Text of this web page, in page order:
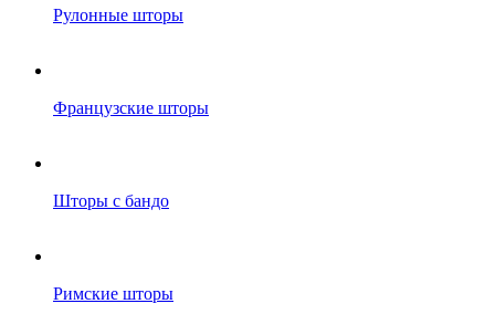
Рулонные шторы
Французские шторы
Шторы с бандо
Римские шторы